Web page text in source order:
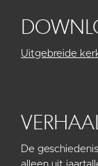
Uitgebreide
De